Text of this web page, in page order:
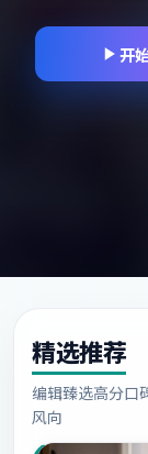
开
精选推荐
编辑臻选高分口
风向